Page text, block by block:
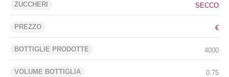
ZUCCHERI SECCO
PREZZO €
BOTTIGLIE PRODOTTE 4000
VOLUME BOTTIGLIA 0.75